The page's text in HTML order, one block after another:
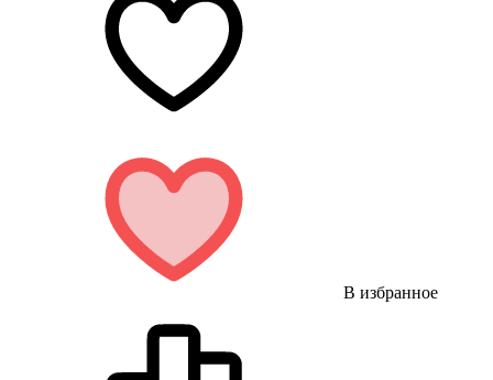
В избранное